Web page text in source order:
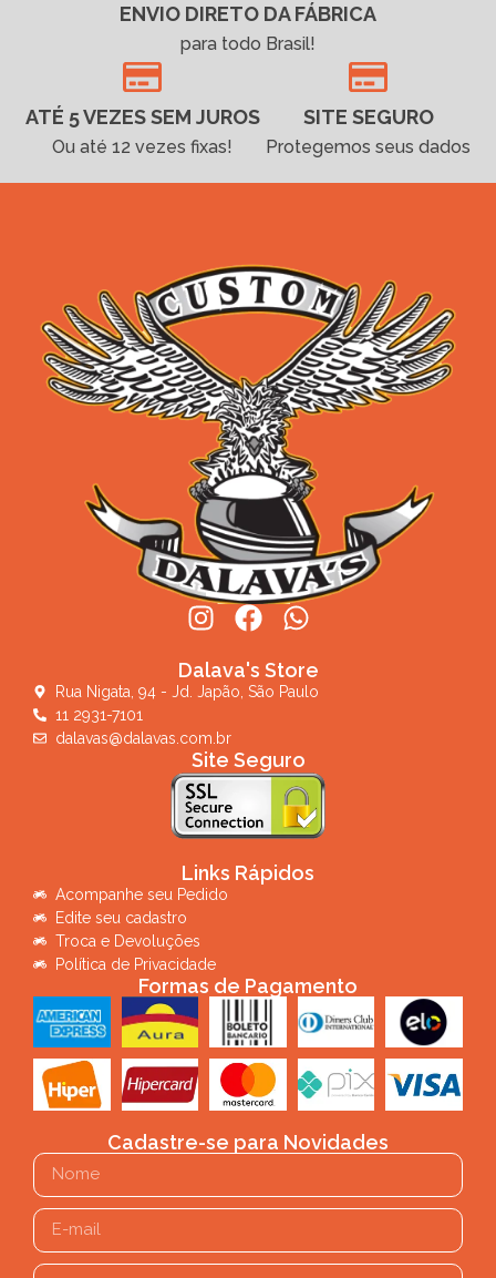
ENVIO DIRETO DA FÁBRICA
para todo Brasil!
ATÉ 5 VEZES SEM JUROS
Ou até 12 vezes fixas!
SITE SEGURO
Protegemos seus dados
Dalava's Store
Rua Nigata, 94 - Jd. Japão, São Paulo
11 2931-7101
dalavas@dalavas.com.br
Site Seguro
Links Rápidos
Acompanhe seu Pedido
Edite seu cadastro
Troca e Devoluções
Política de Privacidade
Formas de Pagamento
Cadastre-se para Novidades